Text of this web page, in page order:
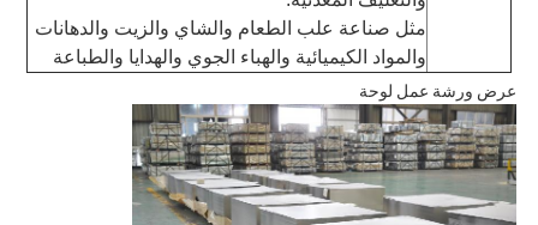
مثل صناعة علب الطعام والشاي والزيت والدهانات
والمواد الكيميائية والهباء الجوي والهدايا والطباعة
عرض ورشة عمل لوحة